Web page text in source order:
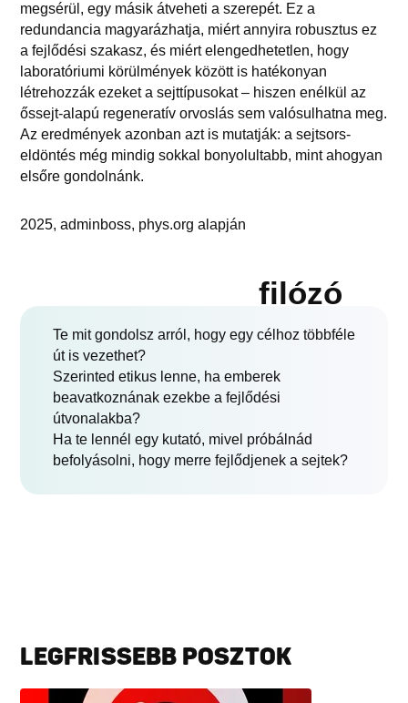
megsérül, egy másik átveheti a szerepét. Ez a
redundancia magyarázhatja, miért annyira robusztus ez
a fejlődési szakasz, és miért elengedhetetlen, hogy
laboratóriumi körülmények között is hatékonyan
létrehozzák ezeket a sejttípusokat – hiszen enélkül az
őssejt-alapú regeneratív orvoslás sem valósulhatna meg.
Az eredmények azonban azt is mutatják: a sejtsors-
eldöntés még mindig sokkal bonyolultabb, mint ahogyan
elsőre gondolnánk.
2025, adminboss, phys.org alapján
filózó
Te mit gondolsz arról, hogy egy célhoz többféle
út is vezethet?
Szerinted etikus lenne, ha emberek
beavatkoznának ezekbe a fejlődési
útvonalakba?
Ha te lennél egy kutató, mivel próbálnád
befolyásolni, hogy merre fejlődjenek a sejtek?
LEGFRISSEBB POSZTOK